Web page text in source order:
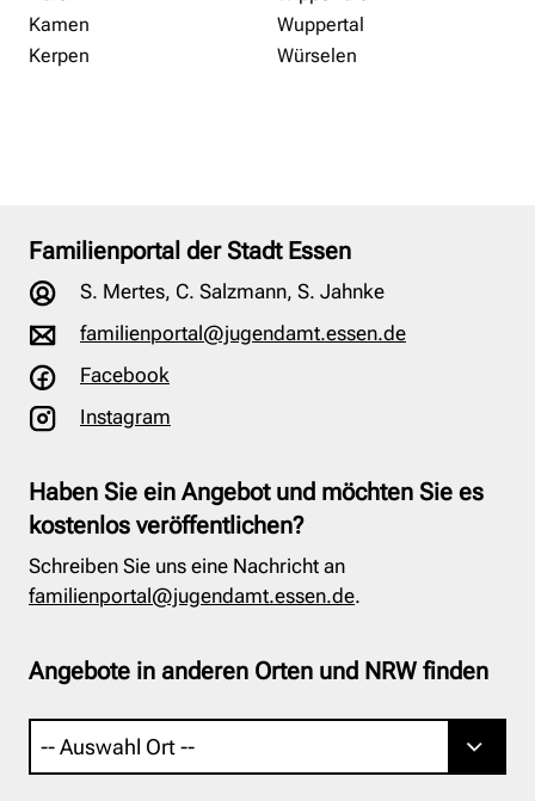
Kamen
Kerpen
Wuppertal
Würselen
Familienportal der Stadt Essen
S. Mertes, C. Salzmann, S. Jahnke
familienportal@jugendamt.essen.de
Facebook
Instagram
Haben Sie ein Angebot und möchten Sie es
kostenlos veröffentlichen?
Schreiben Sie uns eine Nachricht an
familienportal@jugendamt.essen.de.
Angebote in anderen Orten und NRW finden